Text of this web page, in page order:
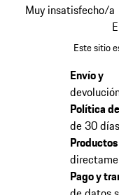
Muy insatisfecho/a
Este sitio
Envío y
Política
de 30 días
Pago y